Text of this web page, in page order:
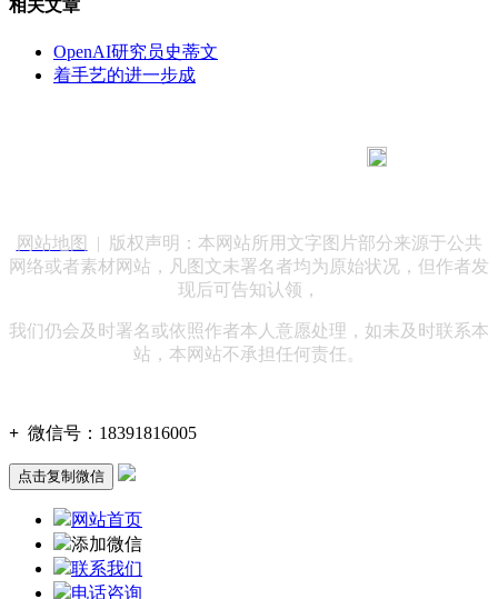
相关文章
OpenAI研究员史蒂文
着手艺的进一步成
网站地图
| 版权声明：本网站所用文字图片部分来源于公共
网络或者素材网站，凡图文未署名者均为原始状况，但作者发
现后可告知认领，
我们仍会及时署名或依照作者本人意愿处理，如未及时联系本
站，本网站不承担任何责任。
+ 微信号： 18391816005
点击复制微信
网站首页
添加微信
联系我们
电话咨询